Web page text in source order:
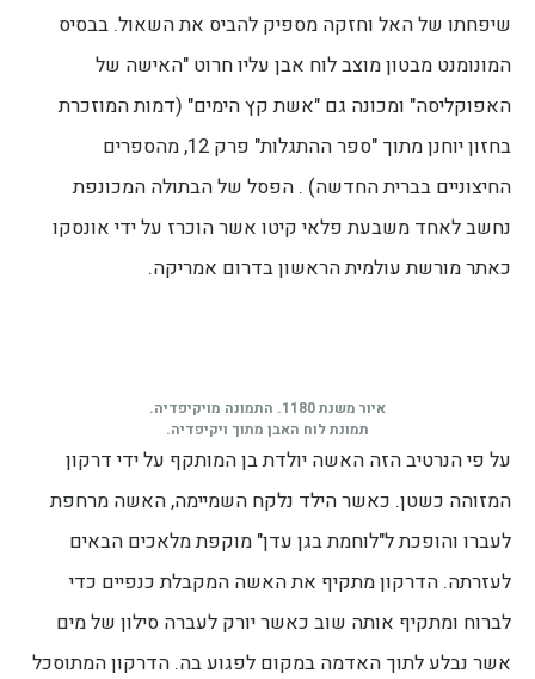
שיפחתו של האל וחזקה מספיק להביס את השאול. בבסיס
המונומנט מבטון מוצב לוח אבן עליו חרוט "האישה של
האפוקליסה" ומכונה גם "אשת קץ הימים" (דמות המוזכרת
בחזון יוחנן מתוך "ספר ההתגלות" פרק 12, מהספרים
החיצוניים בברית החדשה) . הפסל של הבתולה המכונפת
נחשב לאחד משבעת פלאי קיטו אשר הוכרז על ידי אונסקו
כאתר מורשת עולמית הראשון בדרום אמריקה.
איור משנת 1180. התמונה מויקיפדיה.
תמונת לוח האבן מתוך ויקיפדיה.
על פי הנרטיב הזה האשה יולדת בן המותקף על ידי דרקון
המזוהה כשטן. כאשר הילד נלקח השמיימה, האשה מרחפת
לעברו והופכת ל"לוחמת בגן עדן" מוקפת מלאכים הבאים
לעזרתה. הדרקון מתקיף את האשה המקבלת כנפיים כדי
לברוח ומתקיף אותה שוב כאשר יורק לעברה סילון של מים
אשר נבלע לתוך האדמה במקום לפגוע בה. הדרקון המתוסכל